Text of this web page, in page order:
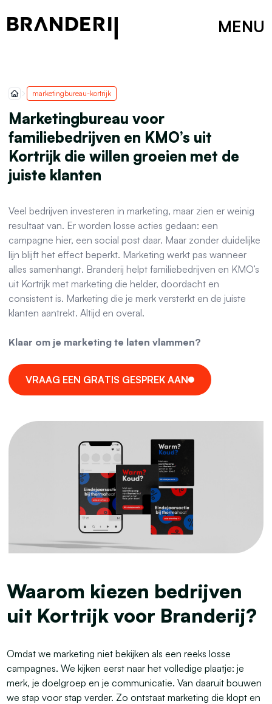
MENU
marketingbureau-kortrijk
Marketingbureau voor
familiebedrijven en KMO’s uit
Kortrijk die willen groeien met de
juiste klanten
Veel bedrijven investeren in marketing, maar zien er weinig
resultaat van. Er worden losse acties gedaan: een
campagne hier, een social post daar. Maar zonder duidelijke
lijn blijft het effect beperkt. Marketing werkt pas wanneer
alles samenhangt. Branderij helpt familiebedrijven en KMO’s
uit Kortrijk met marketing die helder, doordacht en
consistent is. Marketing die je merk versterkt en de juiste
klanten aantrekt. Altijd en overal.
Klaar om je marketing te laten vlammen?
VRAAG EEN GRATIS GESPREK AAN
Waarom kiezen bedrijven
uit Kortrijk voor Branderij?
Omdat we marketing niet bekijken als een reeks losse
campagnes. We kijken eerst naar het volledige plaatje: je
merk, je doelgroep en je communicatie. Van daaruit bouwen
we stap voor stap verder. Zo ontstaat marketing die klopt en